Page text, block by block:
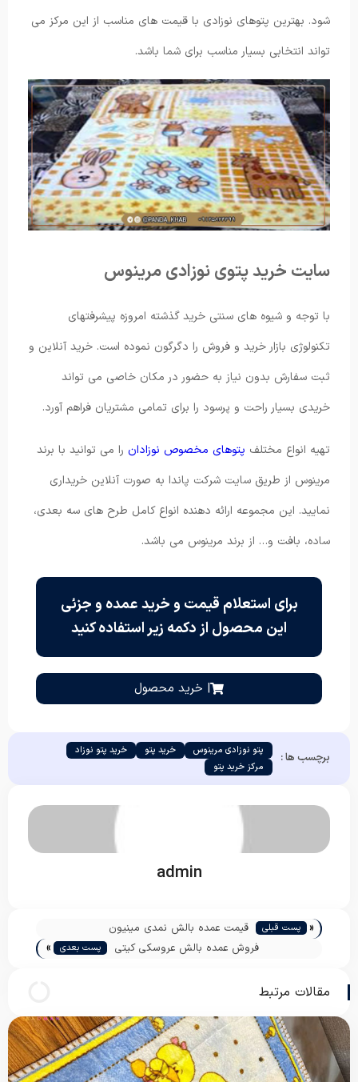
شود. بهترین پتوهای نوزادی با قیمت های مناسب از این مرکز می
تواند انتخابی بسیار مناسب برای شما باشد.
سایت خرید پتوی نوزادی مرینوس
با توجه و شیوه های سنتی خرید گذشته امروزه پیشرفتهای
تکنولوژی بازار خرید و فروش را دگرگون نموده است. خرید آنلاین و
ثبت سفارش بدون نیاز به حضور در مکان خاصی می تواند
خریدی بسیار راحت و پرسود را برای تمامی مشتریان فراهم آورد.
تهیه انواع مختلف پتوهای مخصوص نوزادان را می توانید با برند
مرینوس از طریق سایت شرکت پاندا به صورت آنلاین خریداری
نمایید. این مجموعه ارائه دهنده انواع کامل طرح های سه بعدی،
ساده، بافت و… از برند مرینوس می باشد.
برای استعلام قیمت و خرید عمده و جزئی
این محصول از دکمه زیر استفاده کنید
| خرید محصول
برچسب ها : پتو نوزادی مرینوس خرید پتو
خرید پتو نوزاد
مرکز خرید پتو
admin
« پست قبلی
قیمت عمده بالش نمدی مینیون
فروش عمده بالش عروسکی کیتی
پست بعدی »
مقالات مرتبط